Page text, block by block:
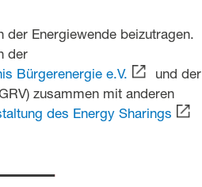
der Energiewende beizutragen.
der
Bürgerenergie e.V.
und der
zusammen mit anderen
des Energy Sharings